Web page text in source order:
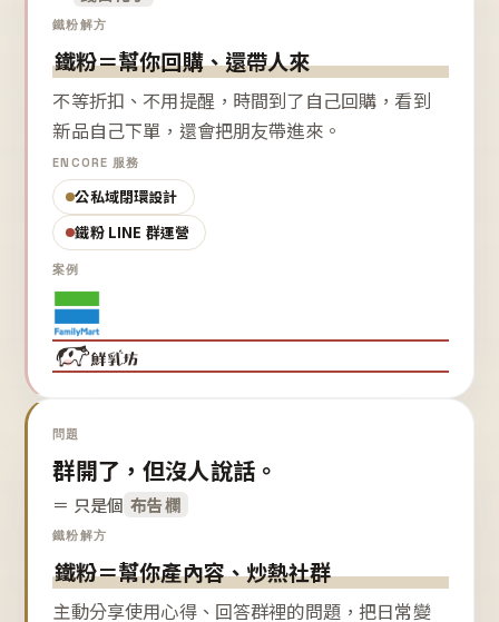
鐵粉解方
鐵粉＝幫你回購、還帶人來
不等折扣、不用提醒，時間到了自己回購，看到
新品自己下單，還會把朋友帶進來。
ENCORE 服務
公私域閉環設計
鐵粉 LINE 群運營
案例
問題
群開了，但沒人說話。
＝ 只是個 布告欄
鐵粉解方
鐵粉＝幫你產內容、炒熱社群
主動分享使用心得、回答群裡的問題，把日常變